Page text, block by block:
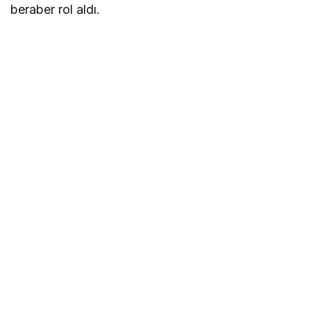
beraber rol aldı.